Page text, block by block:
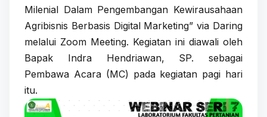
Milenial Dalam Pengembangan Kewirausahaan
Agribisnis Berbasis Digital Marketing” via Daring
melalui Zoom Meeting. Kegiatan ini diawali oleh
Bapak Indra Hendriawan, SP. sebagai
Pembawa Acara (MC) pada kegiatan pagi hari
itu.